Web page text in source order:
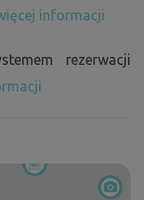
informacji
rezerwacji